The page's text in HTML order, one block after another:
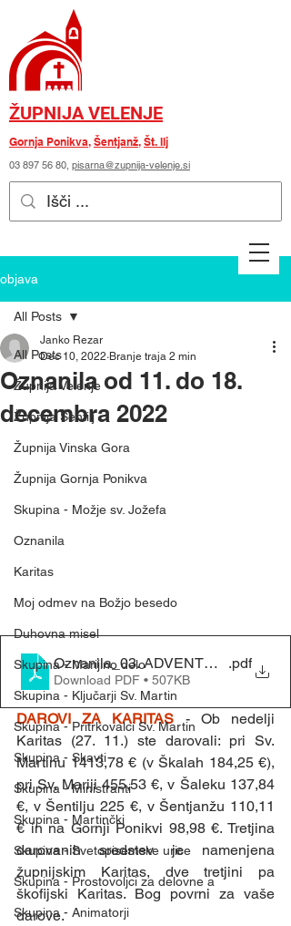
ŽUPNIJA VELENJE
Gornja Ponikva, Šentjanž, Št. Ilj
03 897 56 80, pisarna@zupnija-velenje.si
objava
All Posts
Župnija Velenje
Župnija Šentilj
Župnija Vinska Gora
Župnija Gornja Ponikva
Skupina - Možje sv. Jožefa
Oznanila
Karitas
Moj odmev na Božjo besedo
Duhovna misel
Skupina - Marijino delo
Skupina - Ključarji Sv. Martin
Skupina - Pritrkovalci Sv. Martin
Skupina - Skavti
Skupina - Ministranti
Skupina - Martinčki
Skupina - Svetopisemske urice
Skupina - Prostovoljci za delovne a
Skupina - Animatorji
All Posts
Oznanila od 11. do 18.
decembra 2022
Janko Rezar
Dec 10, 2022 Branje traja 2 min
Oznanila_03. ADVENTNA .pdf
Download PDF • 507KB
DAROVI ZA KARITAS - Ob nedelji
Karitas (27. 11.) ste darovali: pri Sv.
Martinu 1413,78 € (v Škalah 184,25 €),
pri Sv. Mariji 455,53 €, v Šaleku 137,84
€, v Šentilju 225 €, v Šentjanžu 110,11
€ in na Gornji Ponikvi 98,98 €. Tretjina
darovanih sredstev je namenjena
župnijskim Karitas, dve tretjini pa
škofijski Karitas. Bog povrni za vaše
darove.